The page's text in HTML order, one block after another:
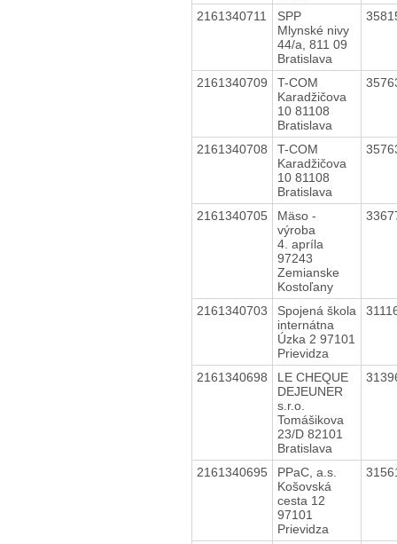
2161340711
SPP
Mlynské nivy
44/a, 811 09
Bratislava
2161340709
T-COM
Karadžičova
10 81108
Bratislava
2161340708
T-COM
Karadžičova
10 81108
Bratislava
2161340705
Mäso -
výroba
4. apríla
97243
Zemianske
Kostoľany
2161340703
Spojená škola
internátna
Úzka 2 97101
Prievidza
2161340698
LE CHEQUE
DEJEUNER
s.r.o.
Tomášikova
23/D 82101
Bratislava
2161340695
PPaC, a.s.
Košovská
cesta 12
97101
Prievidza